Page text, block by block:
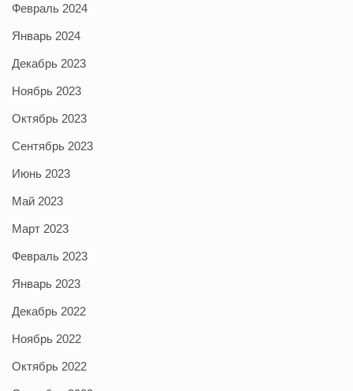
Февраль 2024
Январь 2024
Декабрь 2023
Ноябрь 2023
Октябрь 2023
Сентябрь 2023
Июнь 2023
Май 2023
Март 2023
Февраль 2023
Январь 2023
Декабрь 2022
Ноябрь 2022
Октябрь 2022